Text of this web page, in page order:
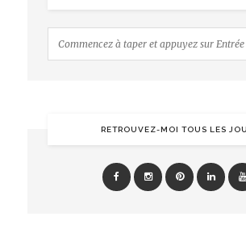
RETROUVEZ-MOI TOUS LES